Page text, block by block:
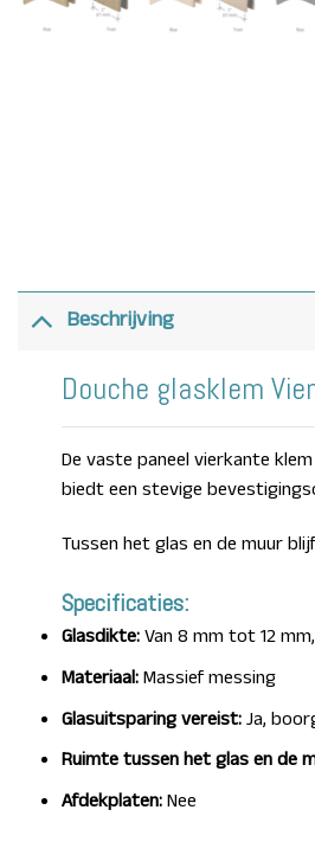
Beschrijving
Douche glasklem
De vaste paneel vierkante
biedt een stevige
Tussen het glas en de muur
Specificaties:
Glasdikte:Van 8 mm tot 12
Materiaal:Massief messing
Glasuitsparing vereist:Ja,
Ruimte tussen het glas en de
Afdekplaten:Nee